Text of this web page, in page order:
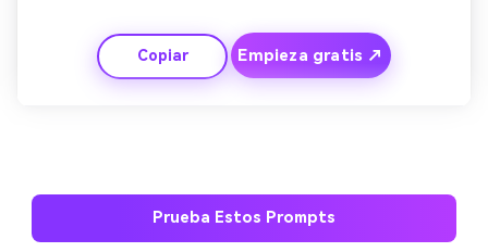
Finaliza con tu logo apareciendo elegantemente con un
fundido suave. Perfecto para quienes buscan una intro
artística y moderna.
Copiar Empieza gratis ↗
Prueba Estos Prompts